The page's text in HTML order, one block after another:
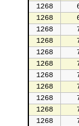
1268
1268
1268
1268
1268
1268
1268
1268
1268
1268
1268